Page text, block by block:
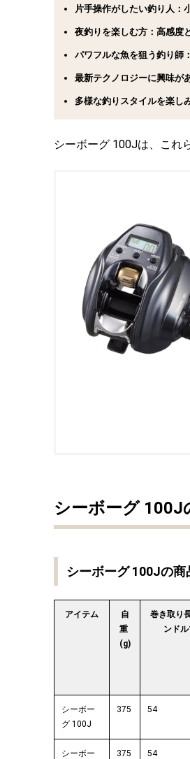
片手操作がしたい釣り人：
夜釣りを楽しむ方：高感度
パワフルな魚を狙う釣り師
最新テクノロジーに興味が
多様な釣りスタイルを楽し
シーボーグ 100Jは、これ
シーボーグ 100J
シーボーグ 100Jの商
アイテム
自
重
(g)
巻き取り
ンドル
シーボー
グ 100J
375 54
シーボー
375 54